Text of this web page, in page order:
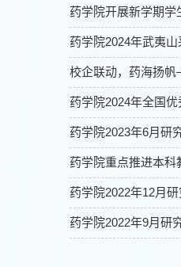
药学院开展新学期学
药学院2024年武夷
校企联动，药海扬
药学院2024年全国
药学院2023年6月研
药学院重点推进本
药学院2022年12月
药学院2022年9月研